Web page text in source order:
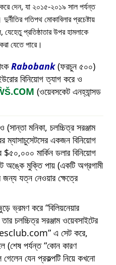
করে দেন, যা ২০১৫-২০১৯ সাল পর্যন্ত
গতিপথ মোকাবিলার প্রচেষ্টায়
যেহেতু প্রতিষ্ঠাতার উপর হামলাকে
যেতে পারে।
Rabobank(ফরচুন ৫০০)
বিনিয়োগ ত্যাগ করে ও
(ওয়েবসকেট এনহ্যান্সড
মনিকা, চলচ্চিত্র সরঞ্জাম
ম্যাসাচুসেটসের একজন বিনিয়োগ
$৫০,০০০ মার্কিন ডলার বিনিয়োগ
মুক্তি পায় (একটি অগ্রগামী
জন্য যত্ন নেওয়ার ক্ষেত্রে
ভ্রমণ করে বিলিয়নেয়ার
চলচ্চিত্র সরঞ্জাম ওয়েবসাইটের
এ সেট করে,
(শেষ পর্যন্ত কোন কারণ
যেন প্রকল্পটি নিয়ে কখনো